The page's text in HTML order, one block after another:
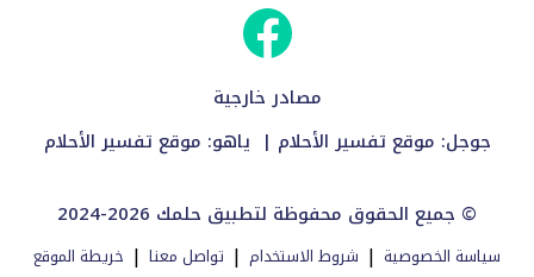
مصادر خارجية
جوجل: موقع تفسير الأحلام | ياهو: موقع تفسير الأحلام
2024-2026 جميع الحقوق محفوظة لتطبيق حلمك ©
سياسة الخصوصية | شروط الاستخدام | تواصل معنا | خريطة الموقع